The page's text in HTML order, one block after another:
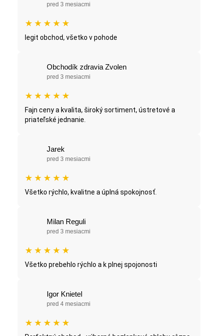
pred 3 mesiacmi
★ ★ ★ ★ ★
legit obchod, všetko v pohode
Obchodík zdravia Zvolen
pred 3 mesiacmi
★ ★ ★ ★ ★
Fajn ceny a kvalita, široký sortiment, ústretové a
priateľské jednanie.
Jarek
pred 3 mesiacmi
★ ★ ★ ★ ★
Všetko rýchlo, kvalitne a úplná spokojnosť.
Milan Reguli
pred 3 mesiacmi
★ ★ ★ ★ ★
Všetko prebehlo rýchlo a k plnej spojonosti
Igor Knietel
pred 4 mesiacmi
★ ★ ★ ★ ★